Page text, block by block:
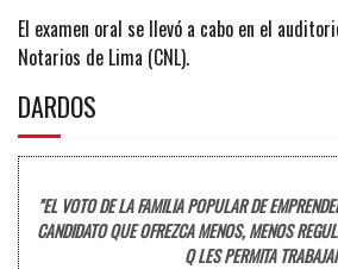
El examen oral se llevó a cabo en el
Notarios de Lima (CNL).
DARDOS
"EL VOTO DE LA FAMILIA POPULAR DE
CANDIDATO QUE OFREZCA MENOS, MENOS
Q LES PERMITA